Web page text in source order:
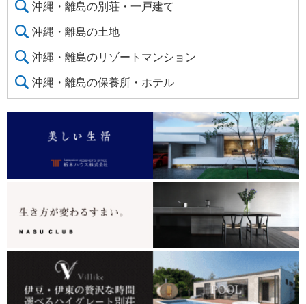
沖縄・離島の別荘・一戸建て
沖縄・離島の土地
沖縄・離島のリゾートマンション
沖縄・離島の保養所・ホテル